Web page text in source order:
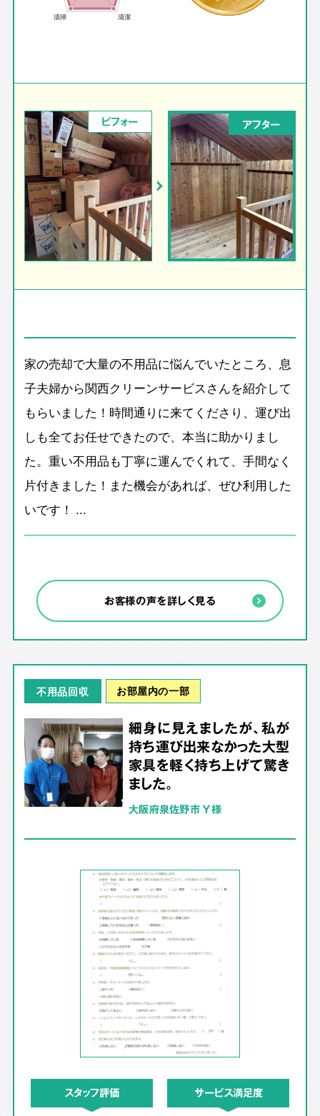
ビフォー アフター
家の売却で大量の不用品に悩んでいたところ、息
子夫婦から関西クリーンサービスさんを紹介して
もらいました！時間通りに来てくださり、運び出
しも全てお任せできたので、本当に助かりまし
た。重い不用品も丁寧に運んでくれて、手間なく
片付きました！また機会があれば、ぜひ利用した
いです！ ...
お客様の声を詳しく見る
不用品回収 お部屋内の一部
細身に見えましたが、私が
持ち運び出来なかった大型
家具を軽く持ち上げて驚き
ました。
大阪府泉佐野市 Y様
スタッフ評価 サービス満足度